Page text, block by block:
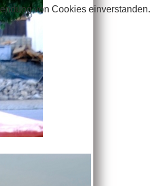
von Cookies einverstanden.